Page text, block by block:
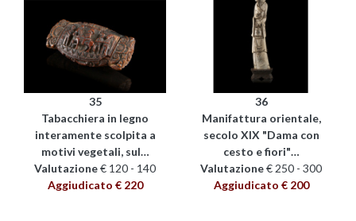
35
Tabacchiera in legno
interamente scolpita a
motivi vegetali, sul…
Valutazione€ 120 - 140
Aggiudicato € 220
36
Manifattura orientale,
secolo XIX "Dama con
cesto e fiori"…
Valutazione€ 250 - 300
Aggiudicato € 200